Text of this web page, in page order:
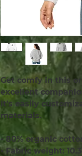
Get comfy in this
excellent
It’s easily
materials.
• 80% organic
• Fabric weight: